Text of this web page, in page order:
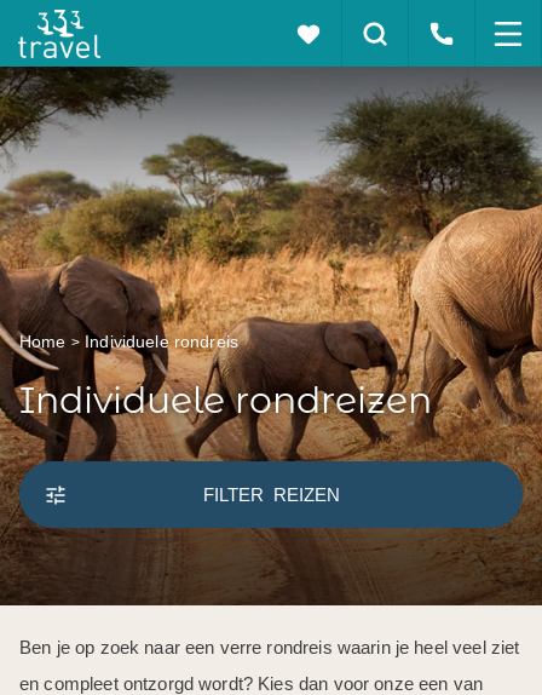
Home Individuele rondreis
Individuele rondreizen
FILTER REIZEN
Ben je op zoek naar een verre rondreis waarin je heel veel ziet
en compleet ontzorgd wordt? Kies dan voor onze een van